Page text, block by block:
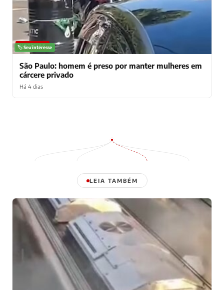
NOTÍCIAS
🏷️ Seu interesse
São Paulo: homem é preso por manter mulheres em
cárcere privado
Há 4 dias
LEIA TAMBÉM